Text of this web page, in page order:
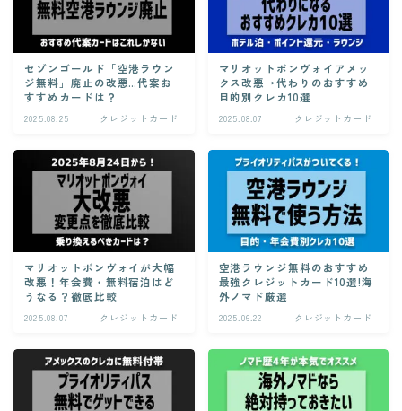
セゾンゴールド「空港ラウン
ジ無料」廃止の改悪…代案お
すすめカードは？
2025.08.25 クレジットカード
マリオットボンヴォイアメッ
クス改悪→代わりのおすすめ
目的別クレカ10選
2025.08.07 クレジットカード
マリオットボンヴォイが大幅
改悪！年会費・無料宿泊はど
うなる？徹底比較
2025.08.07 クレジットカード
空港ラウンジ無料のおすすめ
最強クレジットカード10選!海
外ノマド厳選
2025.06.22 クレジットカード